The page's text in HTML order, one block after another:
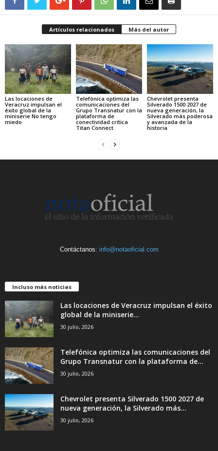
Artículos relacionados Más del autor
Las locaciones de
Veracruz impulsan el
éxito global de la
miniserie No tengo
miedo
Telefónica optimiza las
comunicaciones del
Grupo Transnatur con la
plataforma de
conectividad crítica
Titan Connect
Chevrolet presenta
Silverado 1500 2027 de
nueva generación, la
Silverado más poderosa
y avanzada de la
historia
Contáctanos: info@notaoficial.com
Incluso más noticias
Las locaciones de Veracruz impulsan el éxito
global de la miniserie...
30 julio, 2026
Telefónica optimiza las comunicaciones del
Grupo Transnatur con la plataforma de...
30 julio, 2026
Chevrolet presenta Silverado 1500 2027 de
nueva generación, la Silverado más...
30 julio, 2026